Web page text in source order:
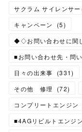
サクラム サイレンサー
キャンペーン
(5)
◆◇お問い合わせに関
■お問い合わせ先・問
日々の出来事
(331)
その他 修理
(72)
コンプリートエンジン
■4AGリビルトエン